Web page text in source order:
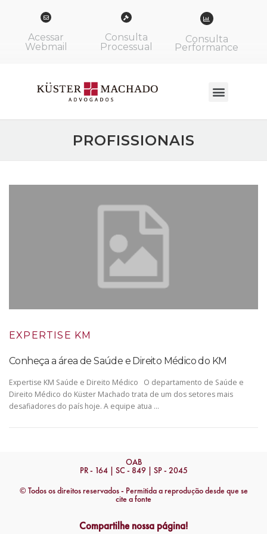
Acessar
Webmail
Consulta
Processual
Consulta
Performance
PROFISSIONAIS
EXPERTISE KM
Conheça a área de Saúde e Direito Médico do KM
Expertise KM Saúde e Direito Médico O departamento de Saúde e
Direito Médico do Küster Machado trata de um dos setores mais
desafiadores do país hoje. A equipe atua …
OAB
PR - 164 | SC - 849 | SP - 2045
© Todos os direitos reservados - Permitida a reprodução desde que se
cite a fonte
Compartilhe nossa página!